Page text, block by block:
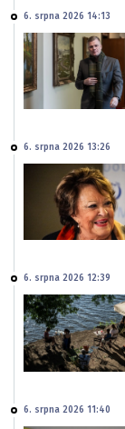
6. srpna 2026 14:13
6. srpna 2026 13:26
6. srpna 2026 12:39
6. srpna 2026 11:40